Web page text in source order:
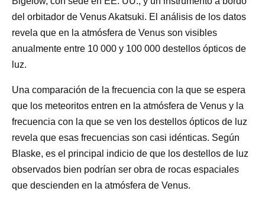
del orbitador de Venus Akatsuki. El análisis de los datos
revela que en la atmósfera de Venus son visibles
anualmente entre 10 000 y 100 000 destellos ópticos de
luz.
Una comparación de la frecuencia con la que se espera
que los meteoritos entren en la atmósfera de Venus y la
frecuencia con la que se ven los destellos ópticos de luz
revela que esas frecuencias son casi idénticas. Según
Blaske, es el principal indicio de que los destellos de luz
observados bien podrían ser obra de rocas espaciales
que descienden en la atmósfera de Venus.